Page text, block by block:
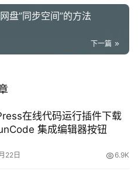
下一篇
在线代码运行插件下载
集成编辑器按钮
22日 6.9K